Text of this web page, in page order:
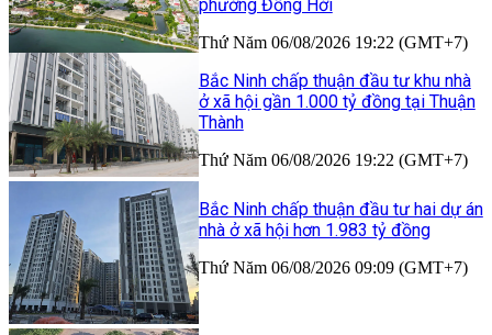
phường Đồng Hới
Thứ Năm 06/08/2026 19:22 (GMT+7)
Bắc Ninh chấp thuận đầu tư khu nhà
ở xã hội gần 1.000 tỷ đồng tại Thuận
Thành
Thứ Năm 06/08/2026 19:22 (GMT+7)
Bắc Ninh chấp thuận đầu tư hai dự án
nhà ở xã hội hơn 1.983 tỷ đồng
Thứ Năm 06/08/2026 09:09 (GMT+7)